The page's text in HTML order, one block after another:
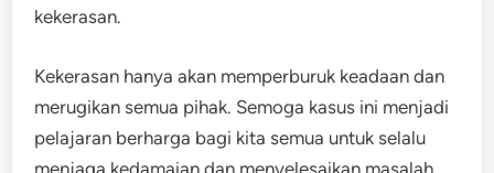
kekerasan.
Kekerasan hanya akan memperburuk keadaan dan
merugikan semua pihak. Semoga kasus ini menjadi
pelajaran berharga bagi kita semua untuk selalu
menjaga kedamaian dan menyelesaikan masalah